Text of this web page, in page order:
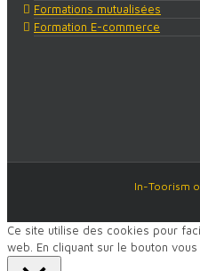
Formations mutualisées
Formation E-commerce
In-Toorism
Ce site utilise des cookies pour
web. En cliquant sur le bouton